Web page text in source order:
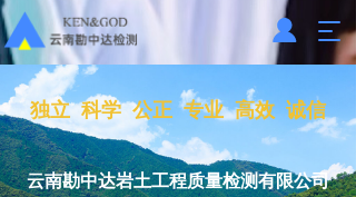
T
g
l
e
n
a
云南勘中达岩土工程质量检测有限公司
独立  科学  公正  专业  高效  诚信